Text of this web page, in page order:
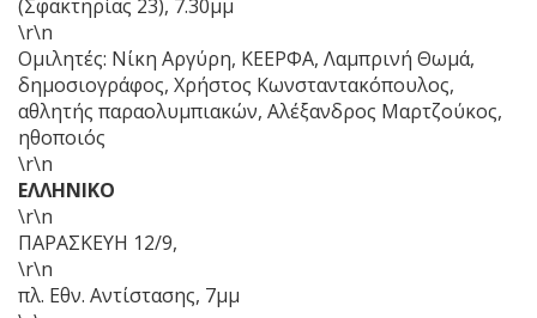
(Σφακτηρίας 23), 7.30μμ
\r\n
Ομιλητές: Νίκη Αργύρη, ΚΕΕΡΦΑ, Λαμπρινή Θωμά,
δημοσιογράφος, Χρήστος Κωνσταντακόπουλος,
αθλητής παραολυμπιακών, Αλέξανδρος Μαρτζούκος,
ηθοποιός
\r\n
ΕΛΛΗΝΙΚΟ
\r\n
ΠΑΡΑΣΚΕΥΗ 12/9,
\r\n
πλ. Εθν. Αντίστασης, 7μμ